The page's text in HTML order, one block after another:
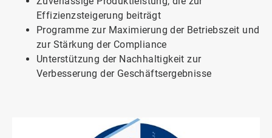
Effizienzsteigerung beiträgt
Programme zur Maximierung der Betriebszeit und
zur Stärkung der Compliance
Unterstützung der Nachhaltigkeit zur
Verbesserung der Geschäftsergebnisse